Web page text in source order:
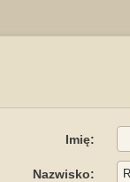
Imię:
Nazwisko: